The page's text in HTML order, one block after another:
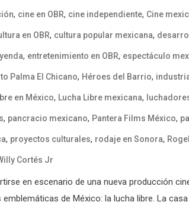
, cine en OBR, cine independiente, Cine
en OBR, cultura popular mexicana,
, entretenimiento en OBR, espectáculo
Palma El Chicano, Héroes del Barrio,
en México, Lucha Libre mexicana,
, pancracio mexicano, Pantera Films México,
, proyectos culturales, rodaje en Sonora,
Cortés Jr
en escenario de una nueva producción
de México: la lucha libre. La